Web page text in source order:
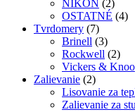
NIKON (2)
OSTATNÉ (4)
Tvrdomery (7)
Brinell (3)
Rockwell (2)
Vickers &
Zalievanie (2)
Lisovanie za
Zalievanie za